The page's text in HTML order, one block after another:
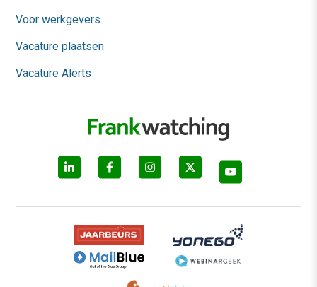
Voor werkgevers
Vacature plaatsen
Vacature Alerts